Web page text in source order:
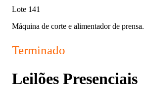
Lote 141
Máquina de corte e alimentador de prensa.
Terminado
Leilões Presenciais